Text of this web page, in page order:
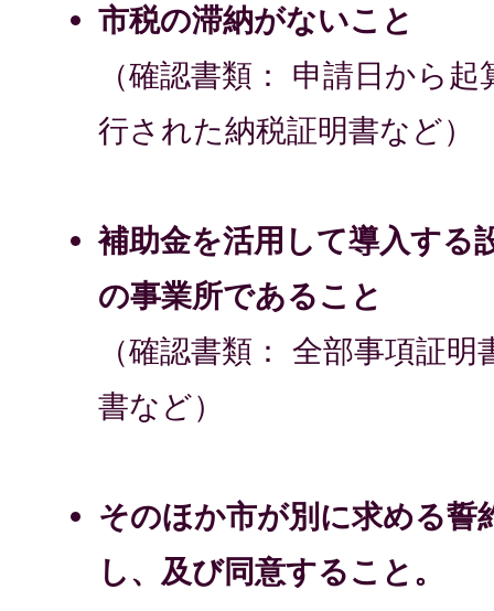
市税の滞納がないこと
（確認書類： 申請日から
行された納税証明書など）
補助金を活用して導入する
の事業所であること
（確認書類： 全部事項証
書など）
そのほか市が別に求める誓
し、及び同意すること。